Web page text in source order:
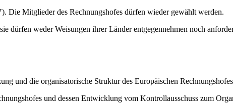
Die Mitglieder des Rechnungshofes dürfen wieder gewählt werden.
dürfen weder Weisungen ihrer Länder entgegennehmen noch
und die organisatorische Struktur des Europäischen
und dessen Entwicklung vom Kontrollausschuss zum